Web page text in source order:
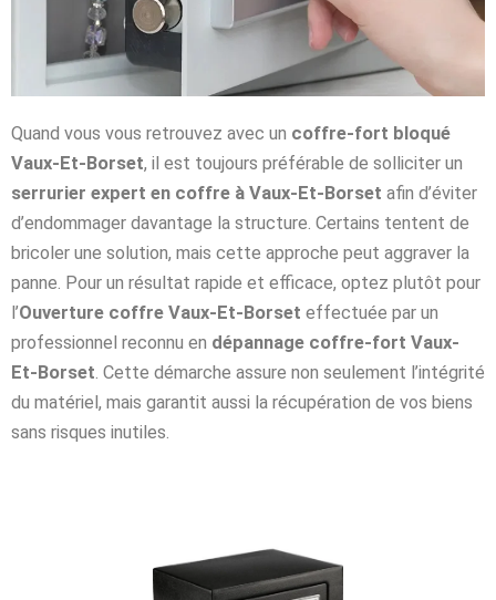
Quand vous vous retrouvez avec un coffre-fort bloqué
Vaux-Et-Borset, il est toujours préférable de solliciter un
serrurier expert en coffre à Vaux-Et-Borset afin d’éviter
d’endommager davantage la structure. Certains tentent de
bricoler une solution, mais cette approche peut aggraver la
panne. Pour un résultat rapide et efficace, optez plutôt pour
l’Ouverture coffre Vaux-Et-Borset effectuée par un
professionnel reconnu en dépannage coffre-fort Vaux-
Et-Borset. Cette démarche assure non seulement l’intégrité
du matériel, mais garantit aussi la récupération de vos biens
sans risques inutiles.